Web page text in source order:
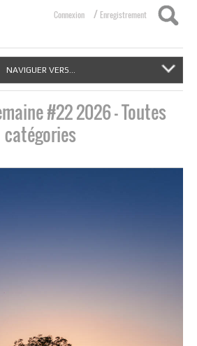
Connexion / Enregistrement
NAVIGUER VERS...
#22 2026 - Toutes
catégories